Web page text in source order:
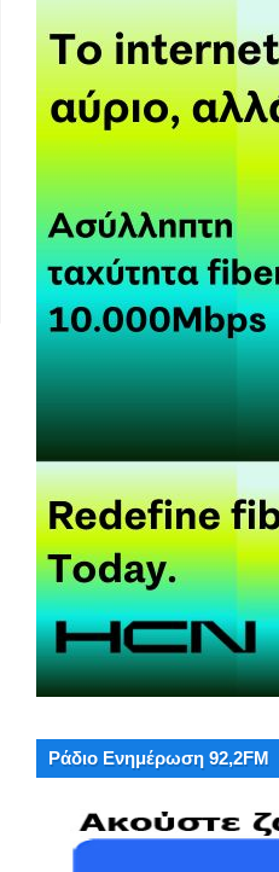
Ράδιο Ενημέρωση 92,2FM